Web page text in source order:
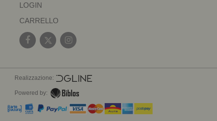
LOGIN
CARRELLO
Realizzazione:
Powered by: